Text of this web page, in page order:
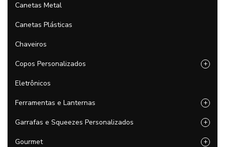
Canetas Metal
Canetas Plásticas
Chaveiros
Copos Personalizados +
Eletrônicos
Ferramentas e Lanternas +
Garrafas e Squeezes Personalizados +
Gourmet +